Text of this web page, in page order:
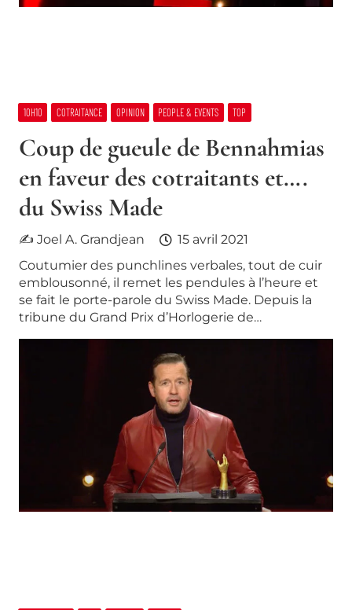
10H10 COTRAITANCE OPINION PEOPLE & EVENTS TOP
Coup de gueule de Bennahmias
en faveur des cotraitants et….
du Swiss Made
✍ Joel A. Grandjean
15 avril 2021
Coutumier des punchlines verbales, tout de cuir
emblousonné, il remet les pendules à l’heure et
se fait le porte-parole du Swiss Made. Depuis la
tribune du Grand Prix d’Horlogerie de…